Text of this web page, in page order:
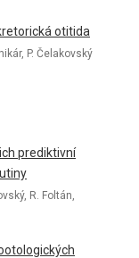
otitida
P. Čelakovský
prediktivní
R. Foltán,